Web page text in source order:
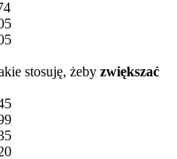
stosuję, żeby zwiększać